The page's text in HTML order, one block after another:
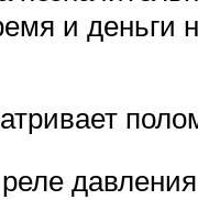
и деньги
давления